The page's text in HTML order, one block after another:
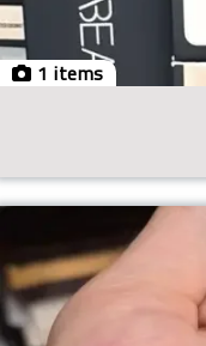
1 items